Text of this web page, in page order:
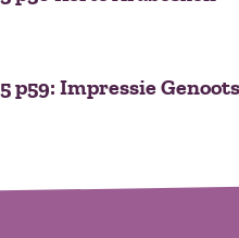
p59: Impressie